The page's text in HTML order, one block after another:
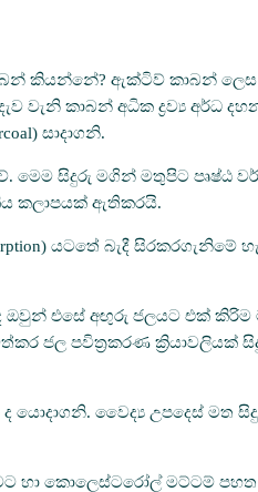
කියන්නේ? ඇක්ටිව් කාබන්
වැනි කාබන් අධික ද්‍රව්‍ය අර්ධ
සාදාගනි.
මෙම සිදුරු මගින් මතුපිට
කලාපයක් ඇතිකරයි.
යටතේ බැදී සිරකරගැනිමේ
එසේ අඟුරු ජලයට එක් කිරිම
ජල පවිත්‍රකරණ
යොදාගනි. වෛද්‍ය උපදෙස් මත
කොලෙස්ටරෝල් මට්ටම් පහත